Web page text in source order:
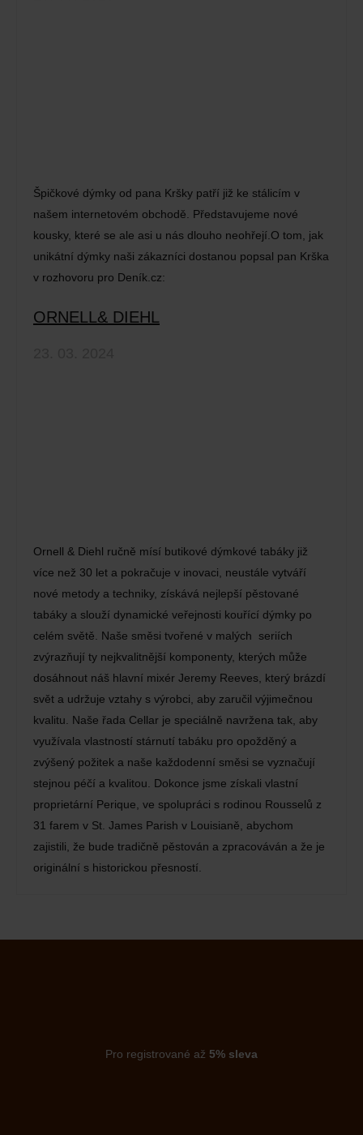
Špičkové dýmky od pana Kršky patří již ke stálicím v
našem internetovém obchodě. Představujeme nové
kousky, které se ale asi u nás dlouho neohřejí.O tom, jak
unikátní dýmky naši zákazníci dostanou popsal pan Krška
v rozhovoru pro Deník.cz:
ORNELL& DIEHL
Ornell & Diehl ručně mísí butikové dýmkové tabáky již
více než 30 let a pokračuje v inovaci, neustále vytváří
nové metody a techniky, získává nejlepší pěstované
tabáky a slouží dynamické veřejnosti kouřící dýmky po
celém světě. Naše směsi tvořené v malých seriích
zvýrazňují ty nejkvalitnější komponenty, kterých může
dosáhnout náš hlavní mixér Jeremy Reeves, který brázdí
svět a udržuje vztahy s výrobci, aby zaručil výjimečnou
kvalitu. Naše řada Cellar je speciálně navržena tak, aby
využívala vlastností stárnutí tabáku pro opožděný a
zvýšený požitek a naše každodenní směsi se vyznačují
stejnou péčí a kvalitou. Dokonce jsme získali vlastní
proprietární Perique, ve spolupráci s rodinou Rousselů z
31 farem v St. James Parish v Louisianě, abychom
zajistili, že bude tradičně pěstován a zpracováván a že je
originální s historickou přesností.
Pro registrované až 5% sleva